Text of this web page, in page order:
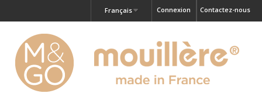
Contactez-nous
Connexion
Français